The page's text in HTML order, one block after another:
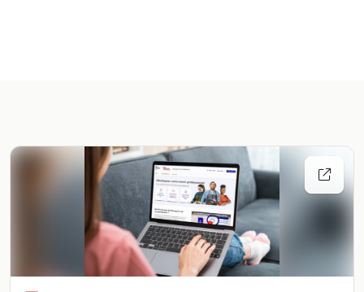
Activité sur FormaPro
Flux d’activité